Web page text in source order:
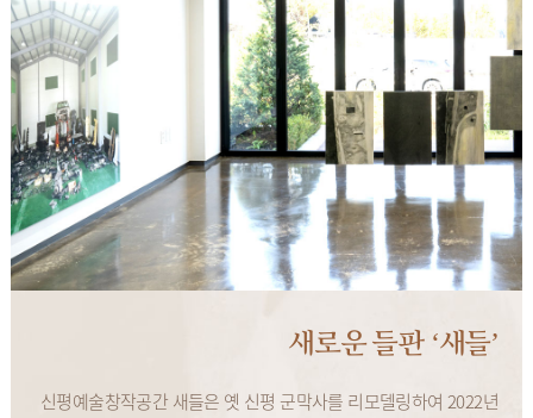
새로운 들판 ‘새들’
신평예술창작공간 새들은 옛 신평 군막사를 리모델링하여 2022년